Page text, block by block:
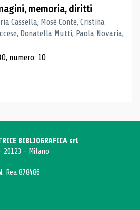
memoria, diritti
Cassella, Mosé Conte, Cristina
Donatella Mutti, Paola Novaria,
numero: 10
BIBLIOGRAFICA srl
20123 - Milano
Rea 878486